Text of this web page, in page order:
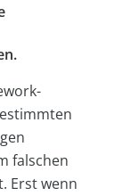
falschen
Erst wenn